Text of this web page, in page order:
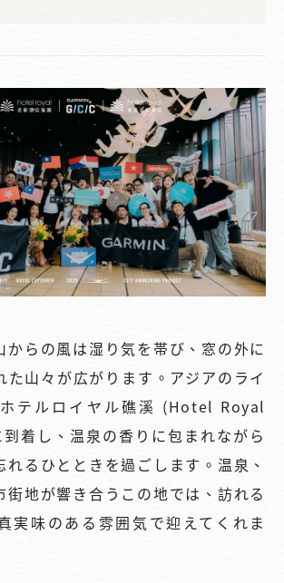
からの風は湿り気を帯び、窓の外に
た山々が広がります。アジアのライ
テルロイヤル礁溪 (Hotel Royal
着し、温泉の香りに包まれながら
るひとときを過ごします。温泉、
街地が響き合うこの地では、訪れる
実味のある雰囲気で迎えてくれま